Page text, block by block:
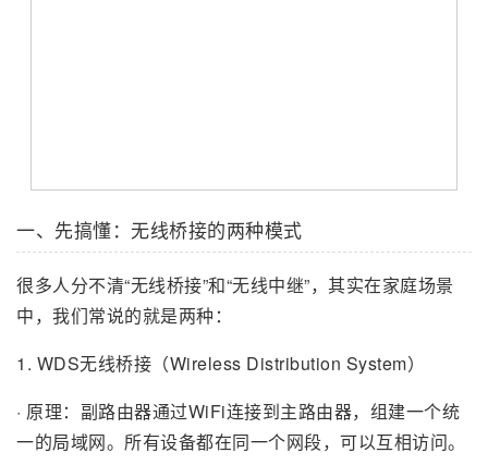
一、先搞懂：无线桥接的两种模式
很多人分不清“无线桥接”和“无线中继”，其实在家庭场景
中，我们常说的就是两种：
1. WDS无线桥接（Wireless Distribution System）
· 原理：副路由器通过WiFi连接到主路由器，组建一个统
一的局域网。所有设备都在同一个网段，可以互相访问。